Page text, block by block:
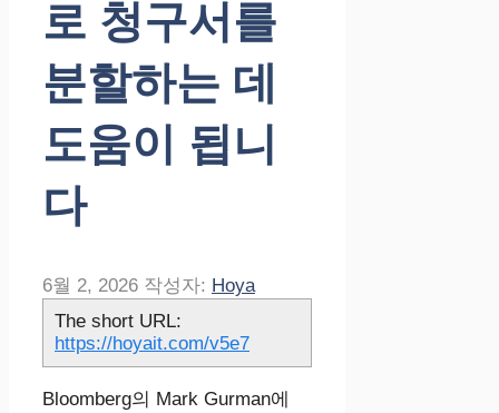
로 청구서를
분할하는 데
도움이 됩니
다
6월 2, 2026 작성자: Hoya
The short URL:
https://hoyait.com/v5e7
Bloomberg의 Mark Gurman에